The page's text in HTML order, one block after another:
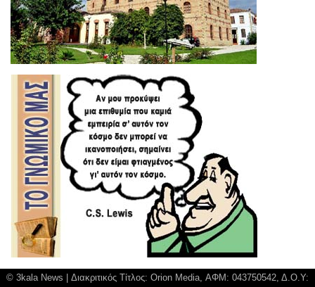
© 3kala News | Διακριτικός Τίτλος: Orion Media, ΑΦΜ: 043750542, Δ.Ο.Υ: